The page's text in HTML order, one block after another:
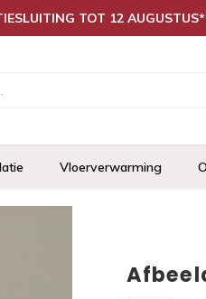
TOT 12
Vloerverwarming